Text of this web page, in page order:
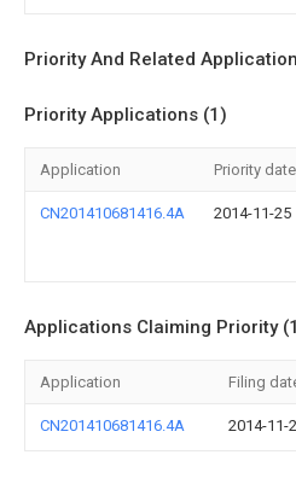
Priority And Related
Priority Applications (1)
Application Priority date
CN201410681416.4A 2014-11-25
Applications Claiming Priority
Application Filing
CN201410681416.4A 2014-11-